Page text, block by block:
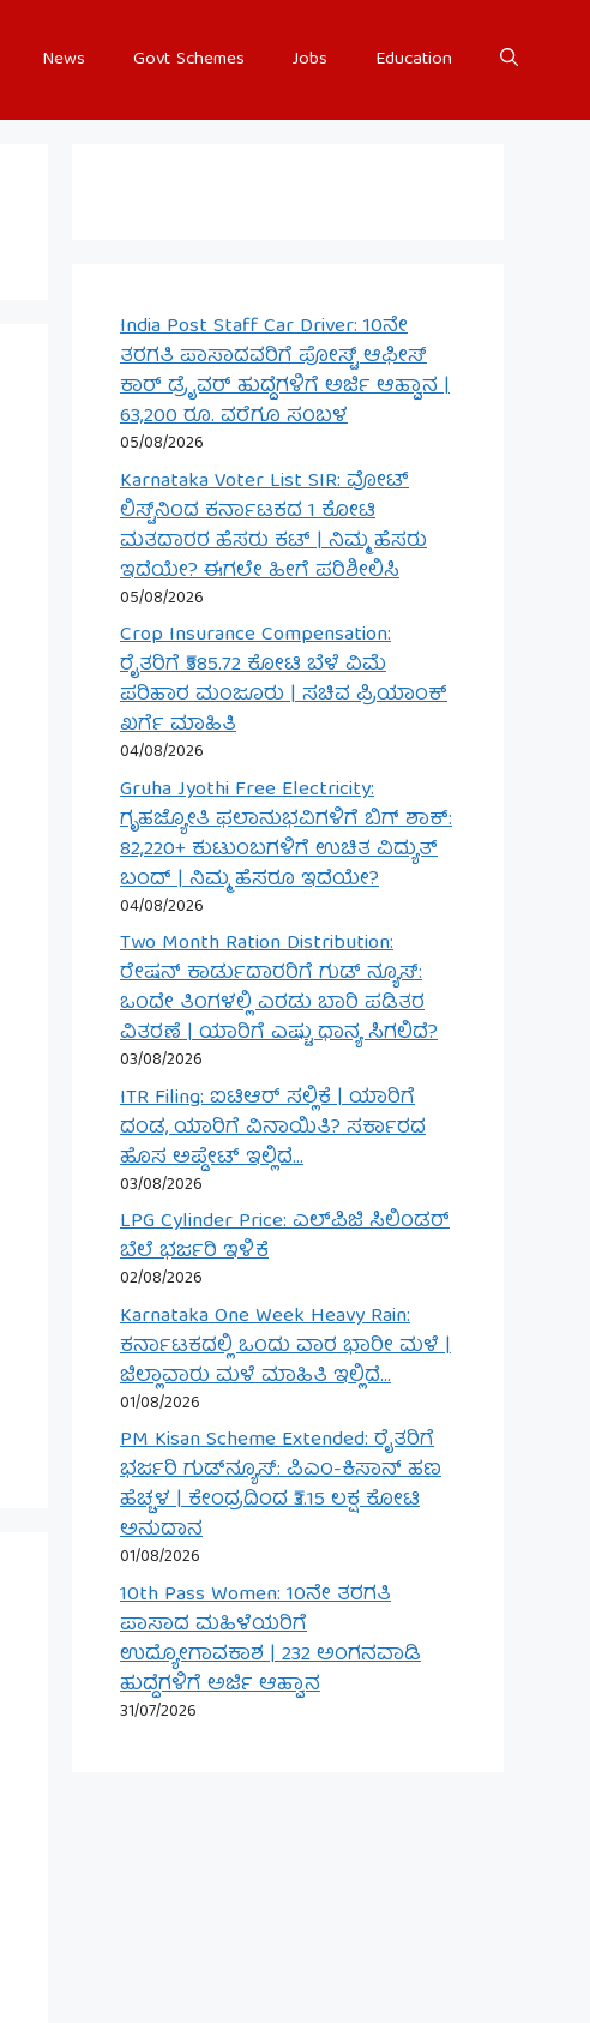
News Govt Schemes Jobs Education
India Post Staff Car Driver: 10ನೇ
ತರಗತಿ ಪಾಸಾದವರಿಗೆ ಪೋಸ್ಟ್ ಆಫೀಸ್
ಕಾರ್ ಡ್ರೈವರ್ ಹುದ್ದೆಗಳಿಗೆ ಅರ್ಜಿ ಆಹ್ವಾನ |
63,200 ರೂ. ವರೆಗೂ ಸಂಬಳ
05/08/2026
Karnataka Voter List SIR: ವೋಟ್
ಲಿಸ್ಟ್‌ನಿಂದ ಕರ್ನಾಟಕದ 1 ಕೋಟಿ
ಮತದಾರರ ಹೆಸರು ಕಟ್ | ನಿಮ್ಮ ಹೆಸರು
ಇದೆಯೇ? ಈಗಲೇ ಹೀಗೆ ಪರಿಶೀಲಿಸಿ
05/08/2026
Crop Insurance Compensation:
ರೈತರಿಗೆ ₹585.72 ಕೋಟಿ ಬೆಳೆ ವಿಮೆ
ಪರಿಹಾರ ಮಂಜೂರು | ಸಚಿವ ಪ್ರಿಯಾಂಕ್
ಖರ್ಗೆ ಮಾಹಿತಿ
04/08/2026
Gruha Jyothi Free Electricity:
ಗೃಹಜ್ಯೋತಿ ಫಲಾನುಭವಿಗಳಿಗೆ ಬಿಗ್ ಶಾಕ್:
82,220+ ಕುಟುಂಬಗಳಿಗೆ ಉಚಿತ ವಿದ್ಯುತ್
ಬಂದ್ | ನಿಮ್ಮ ಹೆಸರೂ ಇದೆಯೇ?
04/08/2026
Two Month Ration Distribution:
ರೇಷನ್ ಕಾರ್ಡುದಾರರಿಗೆ ಗುಡ್ ನ್ಯೂಸ್:
ಒಂದೇ ತಿಂಗಳಲ್ಲಿ ಎರಡು ಬಾರಿ ಪಡಿತರ
ವಿತರಣೆ | ಯಾರಿಗೆ ಎಷ್ಟು ಧಾನ್ಯ ಸಿಗಲಿದೆ?
03/08/2026
ITR Filing: ಐಟಿಆರ್ ಸಲ್ಲಿಕೆ | ಯಾರಿಗೆ
ದಂಡ, ಯಾರಿಗೆ ವಿನಾಯಿತಿ? ಸರ್ಕಾರದ
ಹೊಸ ಅಪ್ಡೇಟ್ ಇಲ್ಲಿದೆ…
03/08/2026
LPG Cylinder Price: ಎಲ್‌ಪಿಜಿ ಸಿಲಿಂಡರ್
ಬೆಲೆ ಭರ್ಜರಿ ಇಳಿಕೆ
02/08/2026
Karnataka One Week Heavy Rain:
ಕರ್ನಾಟಕದಲ್ಲಿ ಒಂದು ವಾರ ಭಾರೀ ಮಳೆ |
ಜಿಲ್ಲಾವಾರು ಮಳೆ ಮಾಹಿತಿ ಇಲ್ಲಿದೆ…
01/08/2026
PM Kisan Scheme Extended: ರೈತರಿಗೆ
ಭರ್ಜರಿ ಗುಡ್‌ನ್ಯೂಸ್: ಪಿಎಂ-ಕಿಸಾನ್ ಹಣ
ಹೆಚ್ಚಳ | ಕೇಂದ್ರದಿಂದ ₹3.15 ಲಕ್ಷ ಕೋಟಿ
ಅನುದಾನ
01/08/2026
10th Pass Women: 10ನೇ ತರಗತಿ
ಪಾಸಾದ ಮಹಿಳೆಯರಿಗೆ
ಉದ್ಯೋಗಾವಕಾಶ | 232 ಅಂಗನವಾಡಿ
ಹುದ್ದೆಗಳಿಗೆ ಅರ್ಜಿ ಆಹ್ವಾನ
31/07/2026